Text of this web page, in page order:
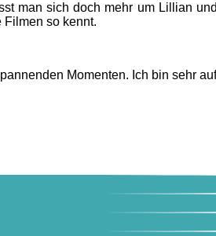
man sich doch mehr um Lillian
so kennt.
Momenten. Ich bin sehr